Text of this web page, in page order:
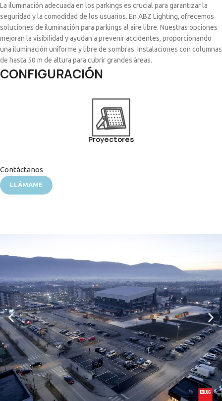
La iluminación adecuada en los parkings es crucial para garantizar la
seguridad y la comodidad de los usuarios. En ABZ Lighting, ofrecemos
soluciones de iluminación para parkings al aire libre. Nuestras opciones
mejoran la visibilidad y ayudan a prevenir accidentes, proporcionando
una iluminación uniforme y libre de sombras. Instalaciones con columnas
de hasta 50 m de altura para cubrir grandes áreas.
CONFIGURACIÓN
Proyectores
Contáctanos
LLÁMAME